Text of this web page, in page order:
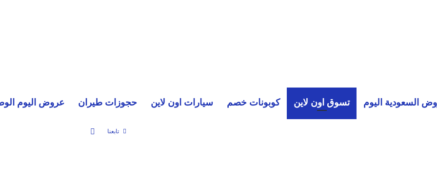
السعودية اليوم تسوق اون لاين كوبونات خصم سيارات اون لاين حجوزات طيران عروض اليوم
تابعنا